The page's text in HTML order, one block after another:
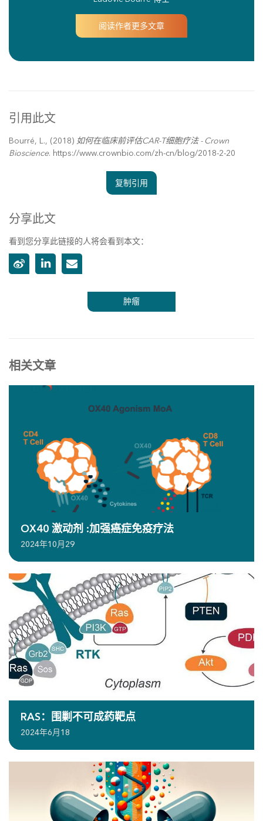
阅读作者更多文章
引用此文
Bourré, L., (2018) 如何在临床前评估CAR-T细胞疗法 - Crown
Bioscience. https://www.crownbio.com/zh-cn/blog/2018-2-20
复制引用
分享此文
看到您分享此链接的人将会看到本文：
肿瘤
相关文章
OX40 激动剂 :加强癌症免疫疗法
2024年10月29
RAS：围剿不可成药靶点
2024年6月18